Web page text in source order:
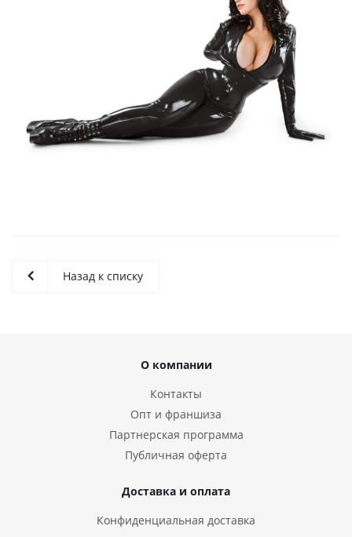
Назад к списку
О компании
Контакты
Опт и франшиза
Партнерская программа
Публичная оферта
Доставка и оплата
Конфиденциальная доставка